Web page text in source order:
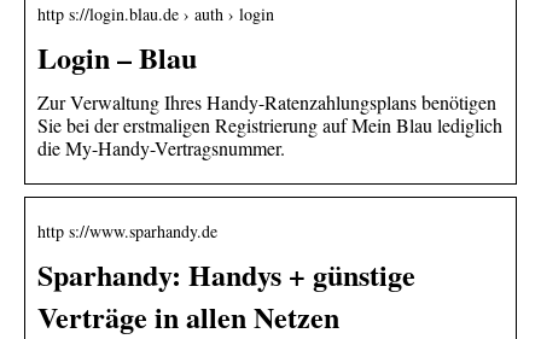
http s://login.blau.de › auth › login
Login – Blau
Zur Verwaltung Ihres Handy-Ratenzahlungsplans benötigen
Sie bei der erstmaligen Registrierung auf Mein Blau lediglich
die My-Handy-Vertragsnummer.
http s://www.sparhandy.de
Sparhandy: Handys + günstige
Verträge in allen Netzen